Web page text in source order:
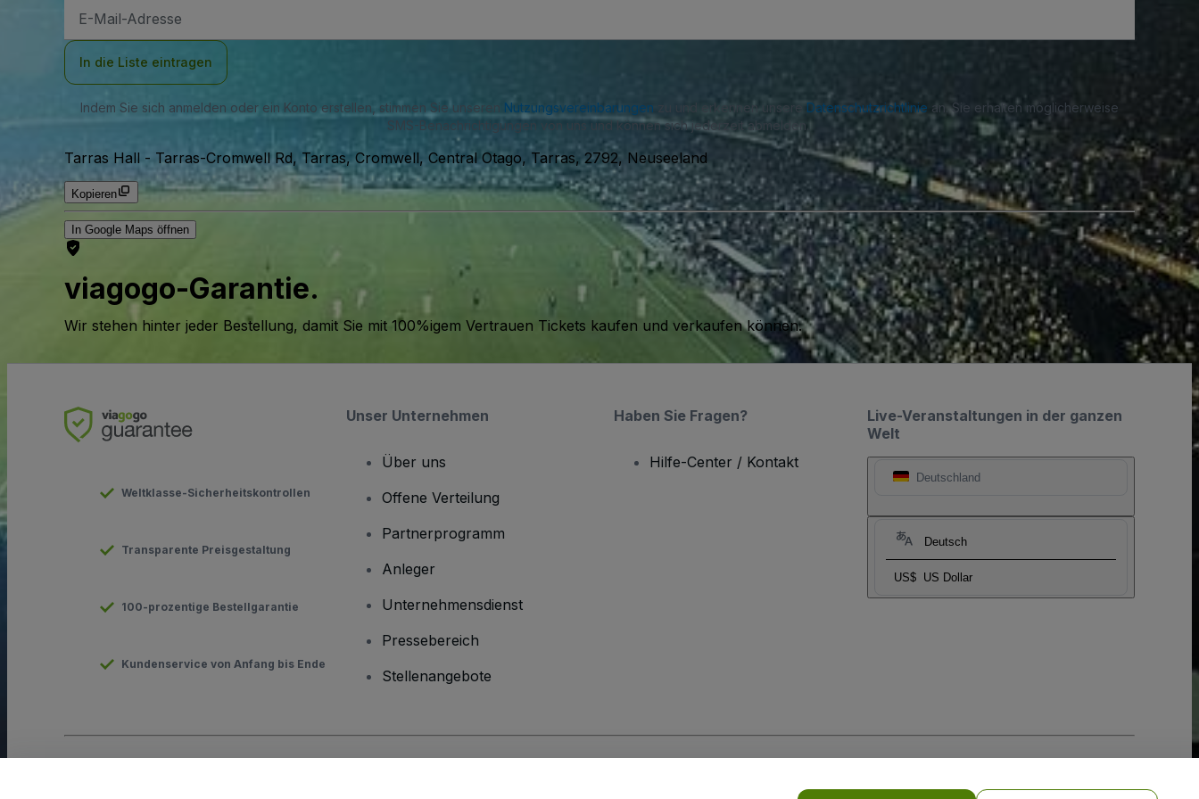
Mail-
In die Liste eintragen
Indem Sie sich anmelden oder ein Konto erstellen, stimmen Sie unseren Nutzungsvereinbarungen zu und erkennen unsere Datenschutzrichtlinie an. Sie erhalten möglicherweise
SMS-Benachrichtigungen von uns und können sich jederzeit abmelden.
Tarras Hall - Tarras-Cromwell Rd, Tarras, Cromwell, Central Otago, Tarras, 2792, Neuseeland
Kopieren
In Google Maps öffnen
viagogo-Garantie.
Wir stehen hinter jeder Bestellung, damit Sie mit 100%igem Vertrauen Tickets kaufen und verkaufen können.
Live-Veranstaltungen in der ganzen
Welt
Deutschland
Deutsch
US$ US Dollar
Weltklasse-Sicherheitskontrollen
Transparente Preisgestaltung
100-prozentige Bestellgarantie
Kundenservice von Anfang bis Ende
Unser Unternehmen
Über uns
Offene Verteilung
Partnerprogramm
Anleger
Unternehmensdienst
Pressebereich
Stellenangebote
Haben Sie Fragen?
Hilfe-Center / Kontakt
Cookie-RichtlinieundDatenschutzrichtlinie für Mobilanwendungen